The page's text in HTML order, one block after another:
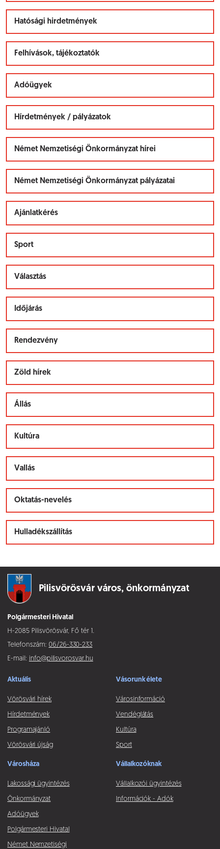
Hatósági hirdetmények
Felhívások, tájékoztatók
Adóügyek
Hírdetmények / pályázatok
Német Nemzetiségi Önkormányzat hírei
Német Nemzetiségi Önkormányzat pályázatai
Ajánlatkérés
Sport
Választás
Időjárás
Rendezvény
Zöld hírek
Állás
Kultúra
Vallás
Oktatás-nevelés
Hulladékszállítás
Pilisvörösvár város, önkormányzat
Polgármesteri Hivatal
H-2085 Pilisvörösvár, Fő tér 1.
Telefonszám: 06/26-330-233
E-mail: info@pilisvorosvar.hu
Aktuális
Vörösvári hírek
Hírdetmények
Programajánló
Vörösvári újság
Vásorunk élete
Városinformáció
Vendéglátás
Kultúra
Sport
Városháza
Lakossági ügyintézés
Önkormányzat
Adóügyek
Polgármesteri Hivatal
Német Nemzetiségi
Vállalkozóknak
Vállalkozói ügyintézés
Információk - Adók